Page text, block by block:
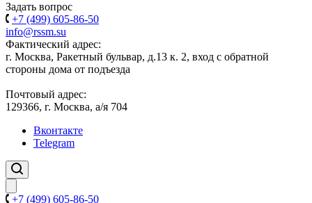
Задать вопрос
+7 (499) 605-86-50
info@rssm.su
Фактический адрес:
г. Москва, Ракетный бульвар, д.13 к. 2, вход с обратной
стороны дома от подъезда
Почтовый адрес:
129366, г. Москва, а/я 704
Вконтакте
Telegram
+7 (499) 605-86-50